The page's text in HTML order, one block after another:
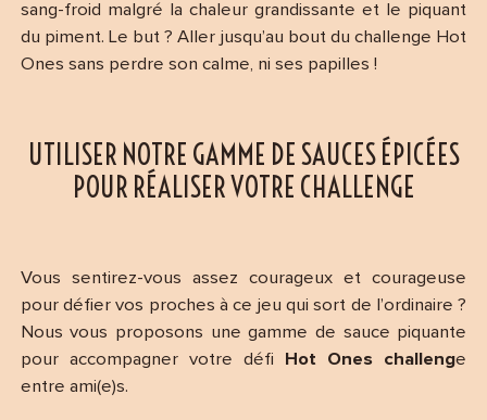
sang-froid malgré la chaleur grandissante et le piquant
du piment. Le but ? Aller jusqu’au bout du challenge Hot
Ones sans perdre son calme, ni ses papilles !
UTILISER NOTRE GAMME DE SAUCES ÉPICÉES
POUR RÉALISER VOTRE CHALLENGE
Vous sentirez-vous assez courageux et courageuse
pour défier vos proches à ce jeu qui sort de l’ordinaire ?
Nous vous proposons une gamme de sauce piquante
pour accompagner votre défi
Hot Ones challenge
entre ami(e)s.